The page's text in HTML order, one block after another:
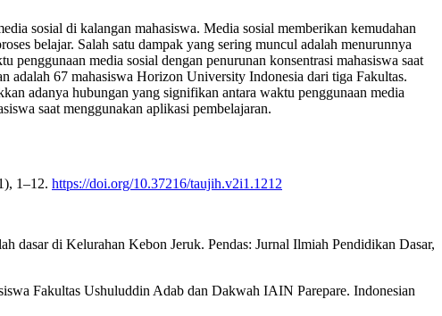
sosial di kalangan mahasiswa. Media sosial memberikan kemudahan
belajar. Salah satu dampak yang sering muncul adalah menurunnya
media sosial dengan penurunan konsentrasi mahasiswa saat
adalah 67 mahasiswa Horizon University Indonesia dari tiga Fakultas.
adanya hubungan yang signifikan antara waktu penggunaan media
saat menggunakan aplikasi pembelajaran.
1–12. https://doi.org/10.37216/taujih.v2i1.1212
dasar di Kelurahan Kebon Jeruk. Pendas: Jurnal Ilmiah Pendidikan Dasar,
Fakultas Ushuluddin Adab dan Dakwah IAIN Parepare. Indonesian